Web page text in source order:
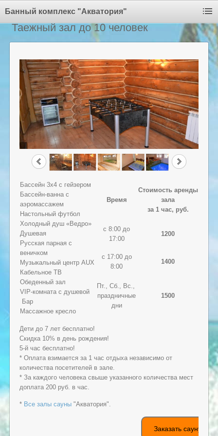
Банный комплекс "Акватория"
Таежный зал до 10 человек
Бассейн 3х4 с гейзером
Бассейн-ванна с
аэромассажем
Настольный футбол
Холодный душ «Ведро»
Душевая
Русская парная с
веничком
Музыкальный центр AUX
Кабельное ТВ
Обеденный зал
VIP-комната с душевой
Бар
Массажное кресло
Время
Стоимость аренды
зала
за 1 час, руб.
с 8:00 до
17:00
1200
с 17:00 до
8:00
1400
Пт., Сб., Вс.,
праздничные
дни
1500
Дети до 7 лет бесплатно!
Скидка 10% в день рождения!
5-й час бесплатно!
* Оплата взимается за 1 час отдыха независимо от
количества посетителей в зале.
* За каждого человека свыше указанного количества мест
доплата 200 руб. в час.
* Все залы сауны "Акватория".
Заказать сауну